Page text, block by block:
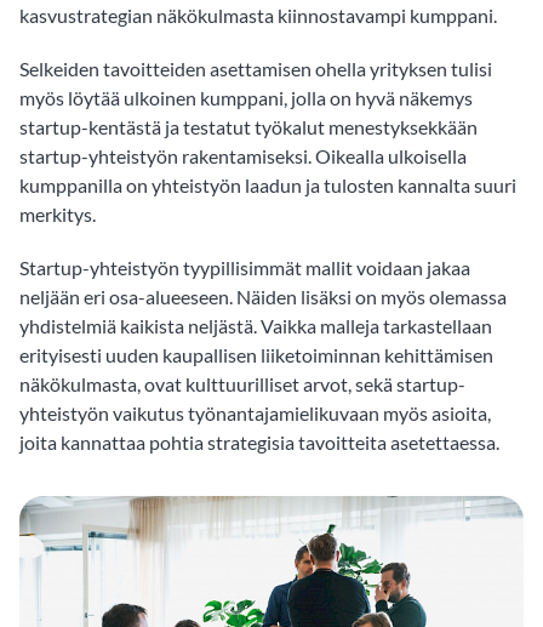
kasvustrategian näkökulmasta kiinnostavampi kumppani.
Selkeiden tavoitteiden asettamisen ohella yrityksen tulisi
myös löytää ulkoinen kumppani, jolla on hyvä näkemys
startup-kentästä ja testatut työkalut menestyksekkään
startup-yhteistyön rakentamiseksi. Oikealla ulkoisella
kumppanilla on yhteistyön laadun ja tulosten kannalta suuri
merkitys.
Startup-yhteistyön tyypillisimmät mallit voidaan jakaa
neljään eri osa-alueeseen. Näiden lisäksi on myös olemassa
yhdistelmiä kaikista neljästä. Vaikka malleja tarkastellaan
erityisesti uuden kaupallisen liiketoiminnan kehittämisen
näkökulmasta, ovat kulttuurilliset arvot, sekä startup-
yhteistyön vaikutus työnantajamielikuvaan myös asioita,
joita kannattaa pohtia strategisia tavoitteita asetettaessa.